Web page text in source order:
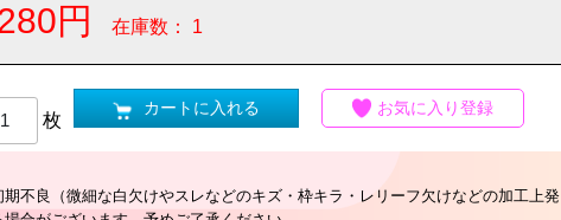
円 在庫数： 1
枚
カートに入れる お気に入り登録
不良（微細な白欠けやスレなどのキズ・枠キラ・レリーフ欠けなどの加工上発